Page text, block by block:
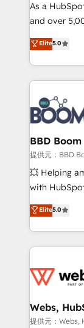
de
opportunités d'affaires ➤
stratégies
inbound,
emailing) Informations clés : - 10 ans d'expérience -
100+
experts
cumulées
As a
and over
Vonazon
measurable,
enterprise-
builds
revenue. ⚙️ HubSpot Integration & Optimization •
Seamless
Complex
Custom APIs
End
pipeline
and CRM
Execution •
Elite5.0
BBD Boom
提供元：BBD
💥 Helping
with
BBD Boom
to HubSpot
solve all
adoption,
the first time
and build
with other
Elite5.0
Webs,
提供元：Webs,